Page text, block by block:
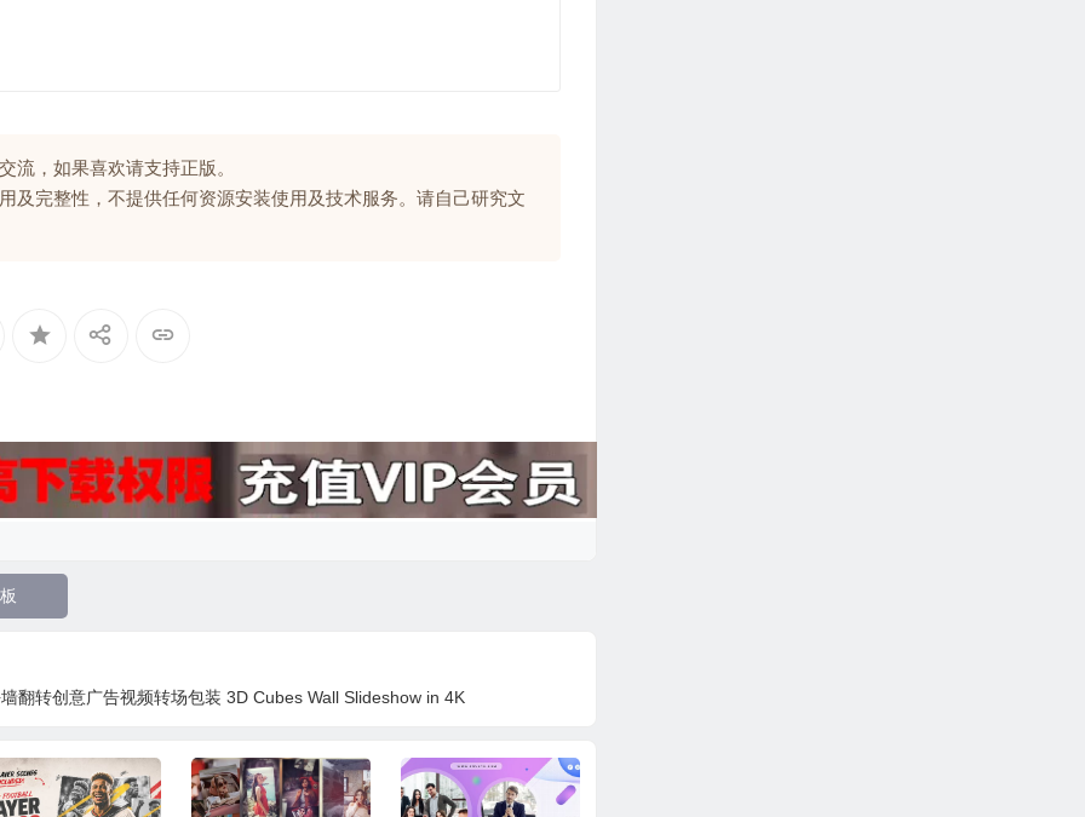
流，如果喜欢请支持正版。
及完整性，不提供任何资源安装使用及技术服务。请自己研究文
翻转创意广告视频转场包装 3D Cubes Wall Slideshow in 4K